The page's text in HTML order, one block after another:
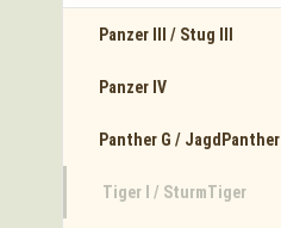
Panzer III / Stug III
Panzer IV
Panther G / JagdPanther
Tiger I / SturmTiger